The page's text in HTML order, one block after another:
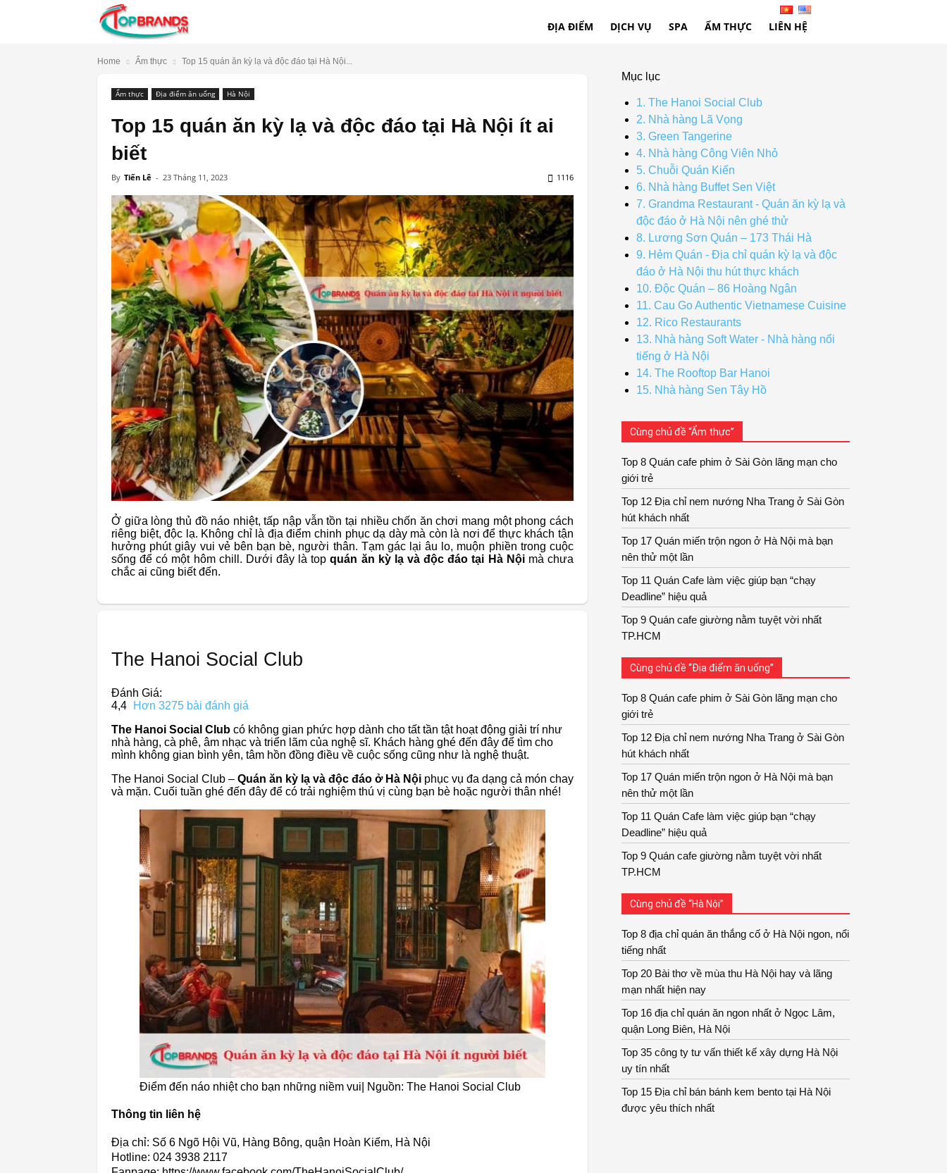
ĐỊA ĐIỂM DỊCH VỤ SPA ẨM THỰC LIÊN HỆ
Home Ẩm thực Top 15 quán ăn kỳ lạ và độc đáo tại Hà Nội...
Ẩm thực Địa điểm ăn uống Hà Nội
Top 15 quán ăn kỳ lạ và độc đáo tại Hà Nội ít ai
biết
By Tiến Lê - 23 Tháng 11, 2023 1116
Ở giữa lòng thủ đồ náo nhiệt, tấp nập vẫn tồn tại nhiều chốn ăn chơi mang một phong cách
riêng biệt, độc lạ. Không chỉ là địa điểm chinh phục dạ dày mà còn là nơi để thực khách tận
hưởng phút giây vui vẻ bên bạn bè, người thân. Tạm gác lại âu lo, muộn phiền trong cuộc
sống để có một hôm chill. Dưới đây là top quán ăn kỳ lạ và độc đáo tại Hà Nộimà chưa
chắc ai cũng biết đến.
The Hanoi Social Club
Đánh Giá:
4,4
Hơn 3275 bài đánh giá
The Hanoi Social Club có không gian phức hợp dành cho tất tần tật hoạt động giải trí như
nhà hàng, cà phê, âm nhạc và triển lãm của nghệ sĩ. Khách hàng ghé đến đây để tìm cho
mình không gian bình yên, tâm hồn đồng điều về cuộc sống cũng như là nghệ thuật.
The Hanoi Social Club – Quán ăn kỳ lạ và độc đáo ở Hà Nội phục vụ đa dạng cả món chay
và mặn. Cuối tuần ghé đến đây để có trải nghiệm thú vị cùng bạn bè hoặc người thân nhé!
Điểm đến náo nhiệt cho bạn những niềm vui| Nguồn: The Hanoi Social Club
Thông tin liên hệ
Địa chỉ: Số 6 Ngõ Hội Vũ, Hàng Bông, quận Hoàn Kiếm, Hà Nội
Hotline: 024 3938 2117
Mục lục
1. The Hanoi Social Club
2. Nhà hàng Lã Vọng
3. Green Tangerine
4. Nhà hàng Công Viên Nhỏ
5. Chuỗi Quán Kiến
6. Nhà hàng Buffet Sen Việt
7. Grandma Restaurant - Quán ăn kỳ lạ và
độc đáo ở Hà Nội nên ghé thử
8. Lương Sơn Quán – 173 Thái Hà
9. Hẻm Quán - Địa chỉ quán kỳ lạ và độc
đáo ở Hà Nội thu hút thực khách
10. Độc Quán – 86 Hoàng Ngân
11. Cau Go Authentic Vietnamese Cuisine
12. Rico Restaurants
13. Nhà hàng Soft Water - Nhà hàng nổi
tiếng ở Hà Nội
14. The Rooftop Bar Hanoi
15. Nhà hàng Sen Tây Hồ
Cùng chủ đề “Ẩm thực”
Top 8 Quán cafe phim ở Sài Gòn lãng mạn cho
giới trẻ
Top 12 Địa chỉ nem nướng Nha Trang ở Sài Gòn
hút khách nhất
Top 17 Quán miến trộn ngon ở Hà Nội mà bạn
nên thử một lần
Top 11 Quán Cafe làm việc giúp bạn “chạy
Deadline” hiệu quả
Top 9 Quán cafe giường nằm tuyệt vời nhất
TP.HCM
Cùng chủ đề “Địa điểm ăn uống”
Top 8 Quán cafe phim ở Sài Gòn lãng mạn cho
giới trẻ
Top 12 Địa chỉ nem nướng Nha Trang ở Sài Gòn
hút khách nhất
Top 17 Quán miến trộn ngon ở Hà Nội mà bạn
nên thử một lần
Top 11 Quán Cafe làm việc giúp bạn “chạy
Deadline” hiệu quả
Top 9 Quán cafe giường nằm tuyệt vời nhất
TP.HCM
Cùng chủ đề “Hà Nội”
Top 8 địa chỉ quán ăn thắng cố ở Hà Nội ngon, nổi
tiếng nhất
Top 20 Bài thơ về mùa thu Hà Nội hay và lãng
mạn nhất hiện nay
Top 16 địa chỉ quán ăn ngon nhất ở Ngọc Lâm,
quận Long Biên, Hà Nội
Top 35 công ty tư vấn thiết kế xây dựng Hà Nội
uy tín nhất
Top 15 Địa chỉ bán bánh kem bento tại Hà Nội
được yêu thích nhất